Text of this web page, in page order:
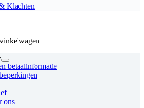
Klachten
betaalinformatie
ons